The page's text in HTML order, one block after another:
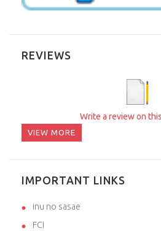
REVIEWS
Write a review on
VIEW MORE
IMPORTANT LINKS
inu no sasae
FCI